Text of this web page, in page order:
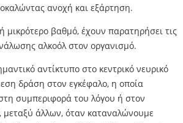
ανοχή και εξάρτηση.
μικρότερο βαθμό, έχουν παρατηρήσει τις
αλκοόλ στον οργανισμό.
αντίκτυπο στο κεντρικό νευρικό
δράση στον εγκέφαλο, η οποία
συμπεριφορά του λόγου ή στον
μεταξύ άλλων, όταν καταναλώνουμε